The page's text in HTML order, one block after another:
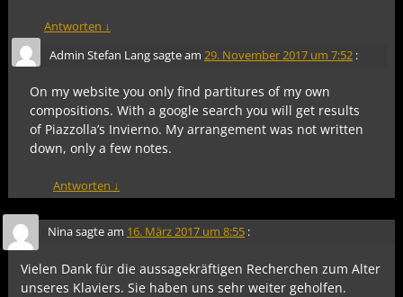
Antworten ↓
Admin Stefan Langsagte am 29. November 2017 um 7:52 :
On my website you only find partitures of my own
compositions. With a google search you will get results
of Piazzolla’s Invierno. My arrangement was not written
down, only a few notes.
Antworten ↓
Ninasagte am 16. März 2017 um 8:55 :
Vielen Dank für die aussagekräftigen Recherchen zum Alter
unseres Klaviers. Sie haben uns sehr weiter geholfen.